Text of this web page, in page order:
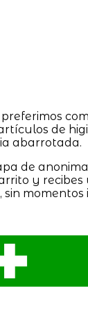
de
abarrotada.
de
y
momentos